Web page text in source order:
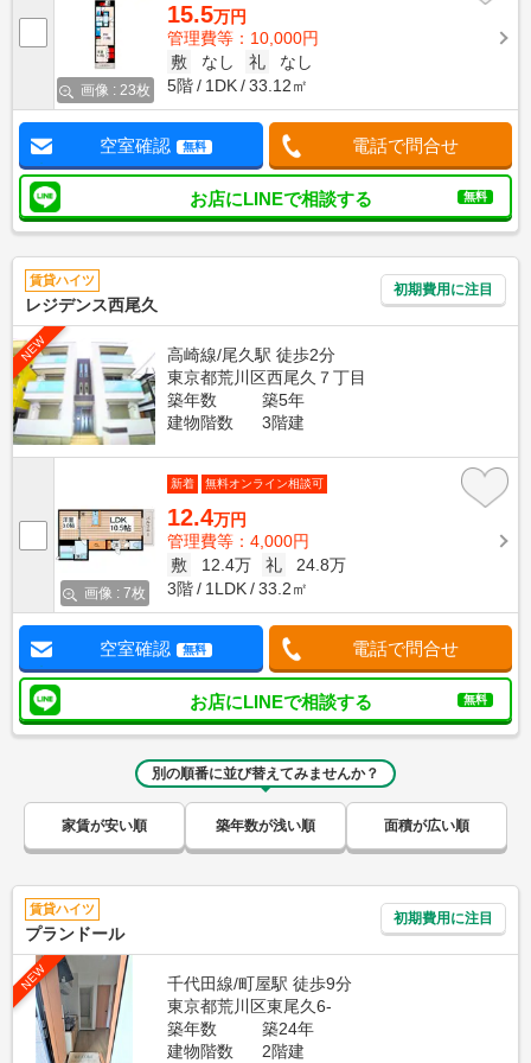
画像 : 23枚
15.5万円
管理費等：10,000円
敷
なし 礼
なし
5階
1DK 33.12㎡
空室確認 無料 電話で問合せ
お店にLINEで相談する 無料
賃貸ハイツ
レジデンス西尾久
初期費用に注目
NEW
高崎線/尾久駅 徒歩2分
東京都荒川区西尾久７丁目
築年数
築5年
建物階数
3階建
画像 : 7枚
新着 無料オンライン相談可
12.4万円
管理費等：4,000円
敷
12.4万 礼
24.8万
3階
1LDK 33.2㎡
空室確認 無料 電話で問合せ
お店にLINEで相談する 無料
別の順番に並び替えてみませんか？
家賃が安い順 築年数が浅い順 面積が広い順
賃貸ハイツ
プランドール
初期費用に注目
NEW
千代田線/町屋駅 徒歩9分
東京都荒川区東尾久6-
築年数
築24年
建物階数
2階建